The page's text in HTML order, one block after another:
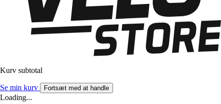
Kurv subtotal
Se min kurv Fortsæt med at handle
Loading...